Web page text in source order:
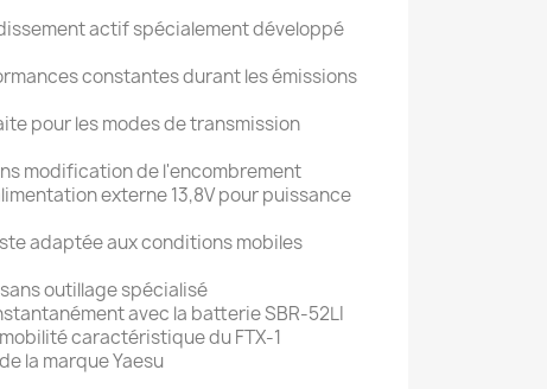
actif spécialement développé
constantes durant les émissions
pour les modes de transmission
modification de l'encombrement
externe 13,8V pour puissance
adaptée aux conditions mobiles
outillage spécialisé
avec la batterie SBR-52LI
caractéristique du FTX-1
la marque Yaesu